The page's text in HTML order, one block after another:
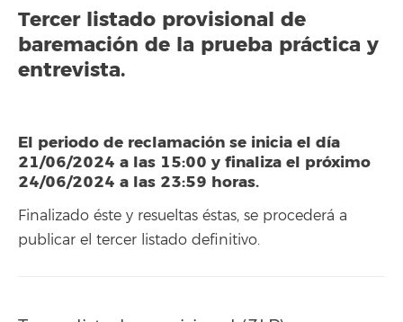
Tercer listado provisional de
baremación de la prueba práctica y
entrevista.
El periodo de reclamación se inicia el día
21/06/2024 a las 15:00 y finaliza el próximo
24/06/2024 a las 23:59 horas.
Finalizado éste y resueltas éstas, se procederá a
publicar el tercer listado definitivo.